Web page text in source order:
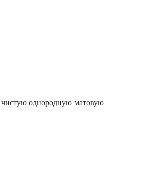
чистую однородную матовую